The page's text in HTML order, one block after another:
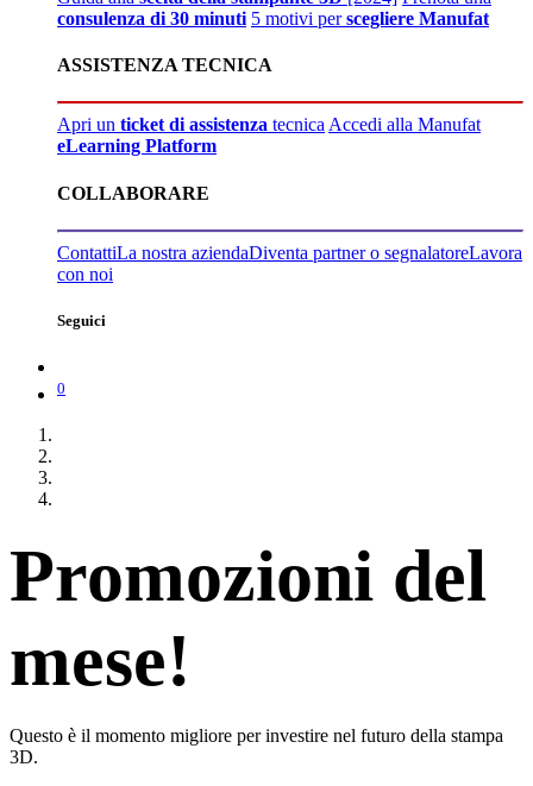
consulenza di 30 minuti 5 motivi perscegliere Manufat
ASSISTENZA TECNICA
Apri un ticket di assistenza tecnicaAccedi alla Manufat
eLearning Platform
COLLABORARE
ContattiLa nostra aziendaDiventa partner o segnalatoreLavora
con noi
Seguici
0
Promozioni del
mese!
Questo è il momento migliore per investire nel futuro della stampa
3D.